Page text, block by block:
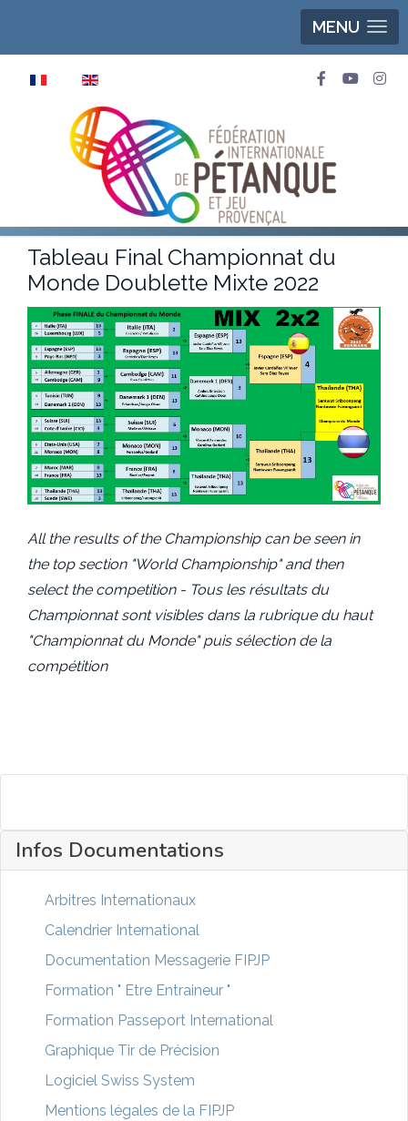
MENU
Infos Documentations
Arbitres Internationaux
Calendrier International
Documentation Messagerie FIPJP
Formation " Etre Entraineur "
Formation Passeport International
Graphique Tir de Précision
Logiciel Swiss System
Mentions légales de la FIPJP
Tableau Final Championnat du
Monde Doublette Mixte 2022
All the results of the Championship can be seen in
the top section "World Championship" and then
select the competition - Tous les résultats du
Championnat sont visibles dans la rubrique du haut
"Championnat du Monde" puis sélection de la
compétition